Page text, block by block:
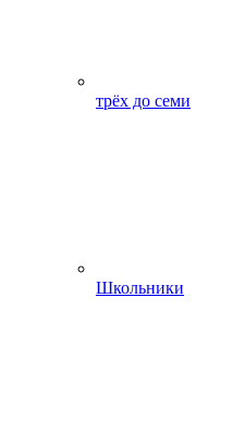
трёх до семи
Школьники